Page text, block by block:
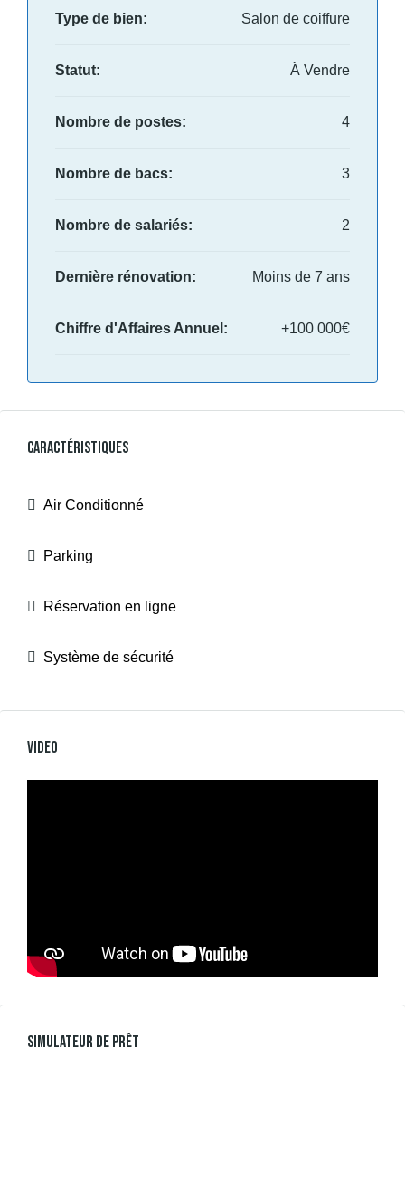
Type de bien: Salon de coiffure
Statut: À Vendre
Nombre de postes: 4
Nombre de bacs: 3
Nombre de salariés: 2
Dernière rénovation: Moins de 7 ans
Chiffre d'Affaires Annuel: +100 000€
Caractéristiques
Air Conditionné
Parking
Réservation en ligne
Système de sécurité
Video
Simulateur De Prêt